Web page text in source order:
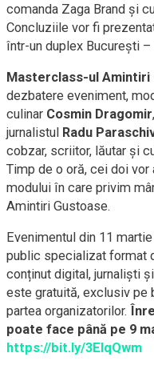
comanda Zaga Brand și
Concluziile vor fi
într-un duplex București –
Masterclass-ul Amintiri
dezbatere eveniment,
culinar Cosmin Dragomir
jurnalistul Radu
cobzar, scriitor, lăutar și
Timp de o oră, cei doi
modului în care privim
Amintiri Gustoase.
Evenimentul din 11
public specializat format
conținut digital, jurnaliști
este gratuită, exclusiv pe
partea organizatorilor.
poate face până pe 9
https://bit.ly/3ElqQwm